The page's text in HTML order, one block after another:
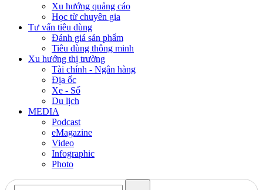
Xu hướng quảng cáo
Học từ chuyên gia
Tư vấn tiêu dùng
Đánh giá sản phẩm
Tiêu dùng thông minh
Xu hướng thị trường
Tài chính - Ngân hàng
Địa ốc
Xe - Số
Du lịch
MEDIA
Podcast
eMagazine
Video
Infographic
Photo